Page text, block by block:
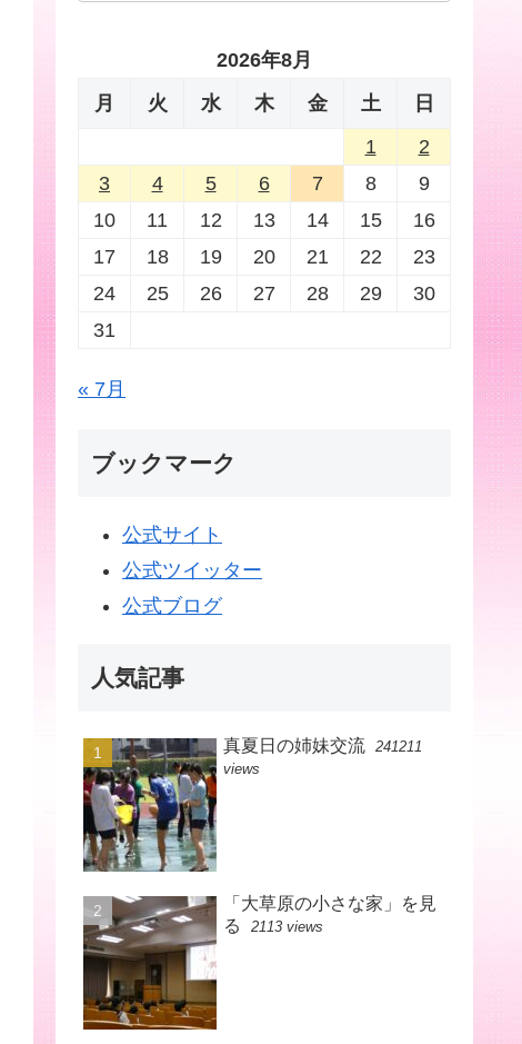
2026年8月
月
火 水 木 金 土
日
1
2
3
4 5 6 7 8
9
10
11 12 13 14 15
16
17
18 19 20 21 22
23
24
25 26 27 28 29
30
31
« 7月
ブックマーク
公式サイト
公式ツイッター
公式ブログ
人気記事
真夏日の姉妹交流 241211
views
「大草原の小さな家」を見
る
2113 views